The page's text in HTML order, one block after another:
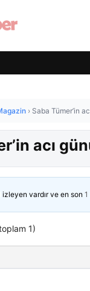
› Saba Tümer’in
acı
izleyen vardır ve en son
1)